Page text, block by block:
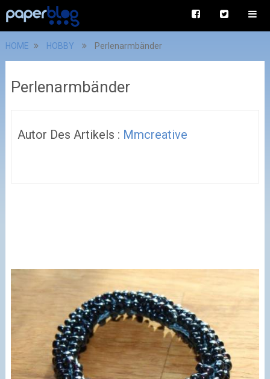
HOME HOBBY Perlenarmbänder
Perlenarmbänder
Autor Des Artikels : Mmcreative